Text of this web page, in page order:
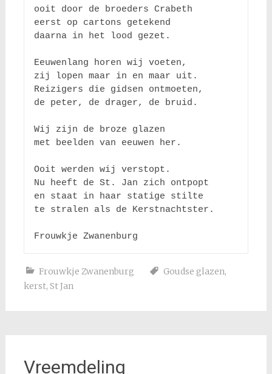
ooit door de broeders Crabeth
eerst op cartons getekend
daarna in het lood gezet.
Eeuwenlang horen wij voeten,
zij lopen maar in en maar uit.
Reizigers die gidsen ontmoeten,
de peter, de drager, de bruid.
Wij zijn de broze glazen
met beelden van eeuwen her.
Ooit werden wij verstopt.
Nu heeft de St. Jan zich ontpopt
en staat in haar statige stilte
te stralen als de Kerstnachtster.
Frouwkje Zwanenburg
Frouwkje Zwanenburg Goudse glazen,
kerst, St Jan
Vreemdeling